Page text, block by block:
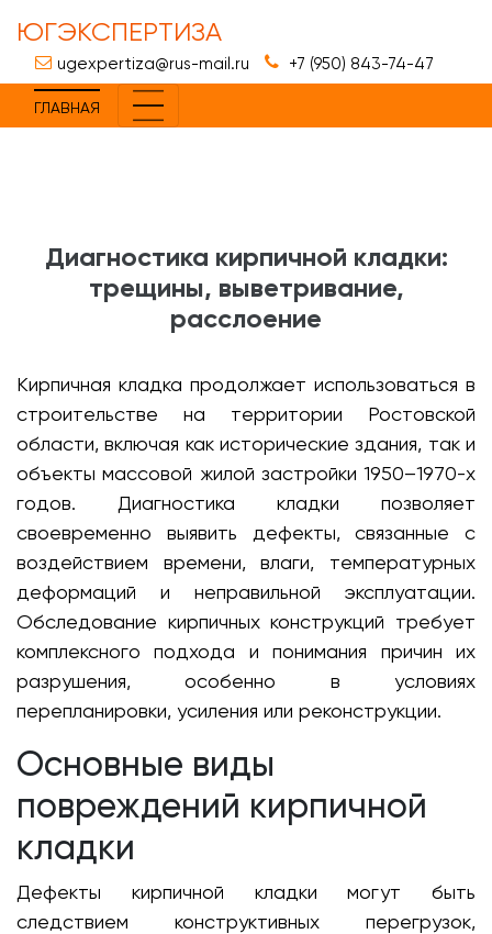
ЮГЭКСПЕРТИЗА
ugexpertiza@rus-mail.ru +7 (950) 843-74-47
ГЛАВНАЯ
Диагностика кирпичной кладки:
трещины, выветривание,
расслоение
Кирпичная кладка продолжает использоваться в
строительстве на территории Ростовской
области, включая как исторические здания, так и
объекты массовой жилой застройки 1950–1970-х
годов. Диагностика кладки позволяет
своевременно выявить дефекты, связанные с
воздействием времени, влаги, температурных
деформаций и неправильной эксплуатации.
Обследование кирпичных конструкций требует
комплексного подхода и понимания причин их
разрушения, особенно в условиях
перепланировки, усиления или реконструкции.
Основные виды
повреждений кирпичной
кладки
Дефекты кирпичной кладки могут быть
следствием конструктивных перегрузок,